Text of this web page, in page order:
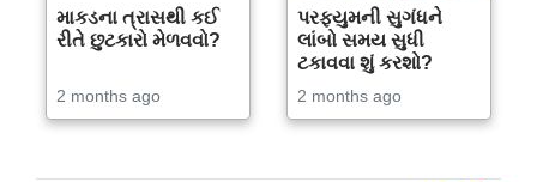
માકડના ત્રાસથી કઈ
રીતે છુટકારો મેળવવો?
2 months ago
પરફ્યુમની સુગંધને
લાંબો સમય સુધી
ટકાવવા શું કરશો?
2 months ago